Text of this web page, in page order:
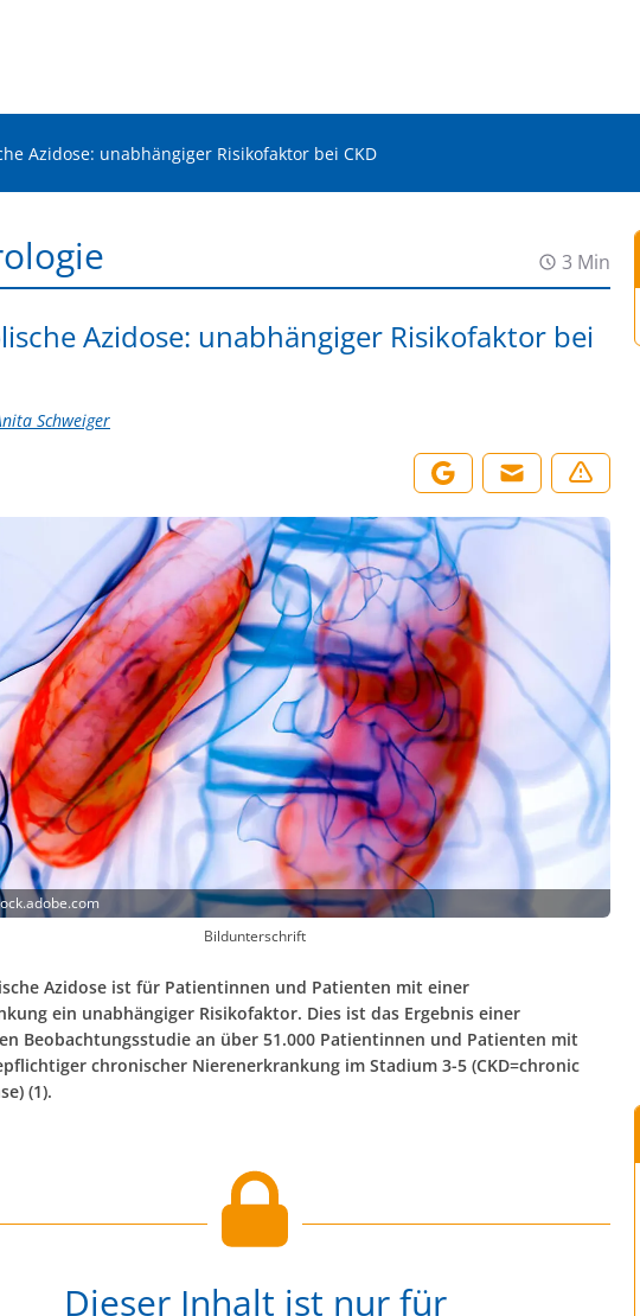
Azidose: unabhängiger Risikofaktor bei CKD
3 Min
Azidose: unabhängiger Risikofaktor bei
Schweiger
Bildunterschrift
Azidose ist für Patientinnen und Patienten mit einer
ein unabhängiger Risikofaktor. Dies ist das Ergebnis einer
Beobachtungsstudie an über 51.000 Patientinnen und Patienten mit
chronischer Nierenerkrankung im Stadium 3-5 (CKD=chronic
(1).
Dieser Inhalt ist nur für